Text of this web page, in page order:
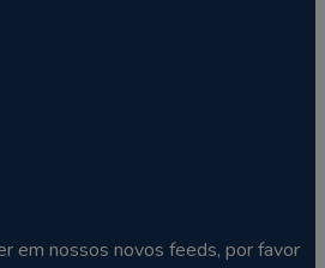
em nossos novos feeds, por favor